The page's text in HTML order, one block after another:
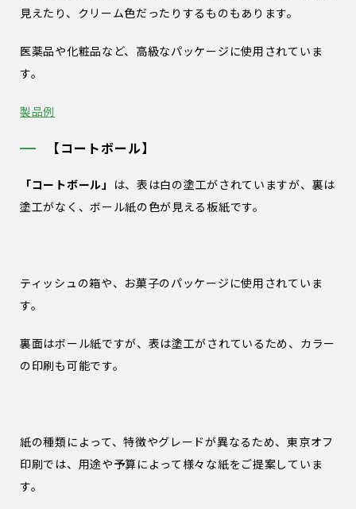
見えたり、クリーム色だったりするものもあります。
医薬品や化粧品など、高級なパッケージに使用されていま
す。
製品例
【コートボール】
「コートボール」 は、表は白の塗工がされていますが、裏は
塗工がなく、ボール紙の色が見える板紙です。
ティッシュの箱や、お菓子のパッケージに使用されていま
す。
裏面はボール紙ですが、表は塗工がされているため、カラー
の印刷も可能です。
紙の種類によって、特徴やグレードが異なるため、東京オフ
印刷では、用途や予算によって様々な紙をご提案していま
す。